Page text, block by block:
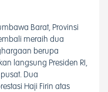
Barat, Provinsi
meraih dua
berupa
langsung Presiden RI,
Dua
Haji Firin atas